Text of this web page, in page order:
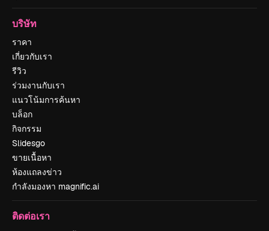
บริษัท
ราคา
เกี่ยวกับเรา
รีวิว
ร่วมงานกับเรา
แนวโน้มการค้นหา
บล็อก
กิจกรรม
Slidesgo
ขายเนื้อหา
ห้องแถลงข่าว
กำลังมองหา magnific.ai
ติดต่อเรา